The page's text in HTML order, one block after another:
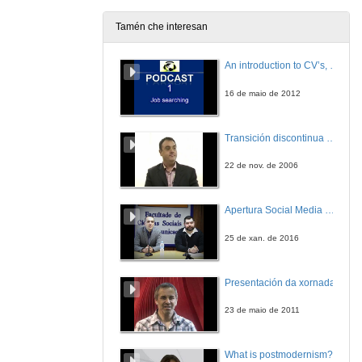
Ponencia
26 de maio de 2005
Tamén che interesan
An introduction to CV’s, letters, and job searching
16 de maio de 2012
22 de nov. de 2006
Apertura Social Media Day 2016
25 de xan. de 2016
Presentación da xornada
23 de maio de 2011
What is postmodernism?